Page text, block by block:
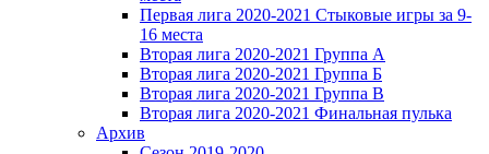
Первая лига 2020-2021 Стыковые игры за 9-
16 места
Вторая лига 2020-2021 Группа А
Вторая лига 2020-2021 Группа Б
Вторая лига 2020-2021 Группа В
Вторая лига 2020-2021 Финальная пулька
Архив